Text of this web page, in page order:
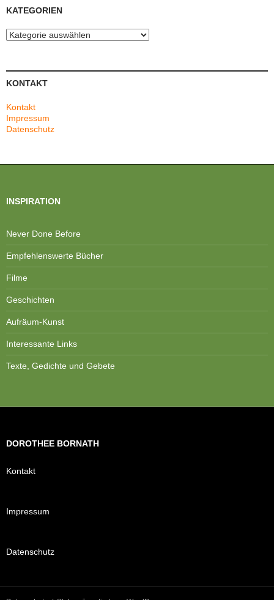
KATEGORIEN
Kategorien
KONTAKT
Kontakt
Impressum
Datenschutz
INSPIRATION
Never Done Before
Empfehlenswerte Bücher
Filme
Geschichten
Aufräum-Kunst
Interessante Links
Texte, Gedichte und Gebete
DOROTHEE BORNATH
Kontakt
Impressum
Datenschutz